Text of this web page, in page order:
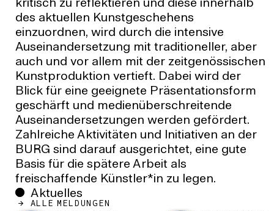
kritisch zu reflektieren und diese innerhalb
des aktuellen Kunstgeschehens
einzuordnen, wird durch die intensive
Auseinandersetzung mit traditioneller, aber
auch und vor allem mit der zeitgenössischen
Kunstproduktion vertieft. Dabei wird der
Blick für eine geeignete Präsentationsform
geschärft und medienüberschreitende
Auseinandersetzungen werden gefördert.
Zahlreiche Aktivitäten und Initiativen an der
BURG sind darauf ausgerichtet, eine gute
Basis für die spätere Arbeit als
freischaffende Künstler*in zu legen.
Aktuelles
ALLE MELDUNGEN